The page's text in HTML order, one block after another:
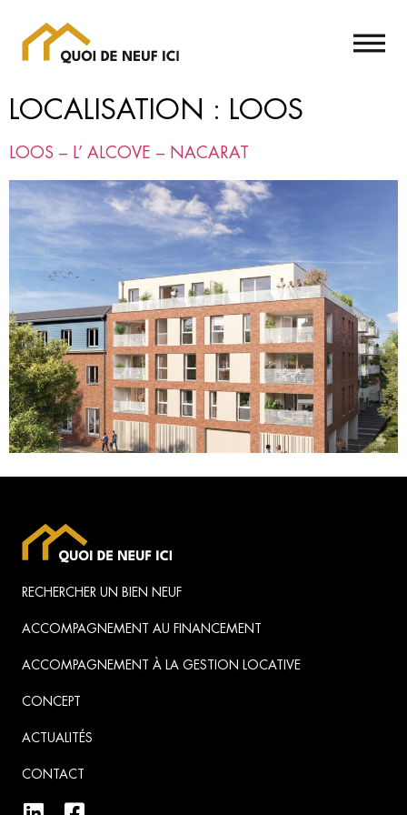
LOCALISATION : LOOS
LOOS – L’ ALCOVE – NACARAT
RECHERCHER UN BIEN NEUF
ACCOMPAGNEMENT AU FINANCEMENT
ACCOMPAGNEMENT À LA GESTION LOCATIVE
CONCEPT
ACTUALITÉS
CONTACT